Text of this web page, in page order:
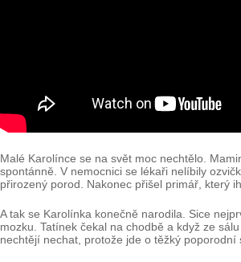
Malé Karolínce se na svět moc nechtělo.
spontánně. V nemocnici se lékaři nelíbily
přirozený porod. Nakonec přišel primář, který
A tak se Karolínka konečně narodila. Sice
mozku. Tatínek čekal na chodbě a když ze
nechtějí nechat, protože jde o těžký